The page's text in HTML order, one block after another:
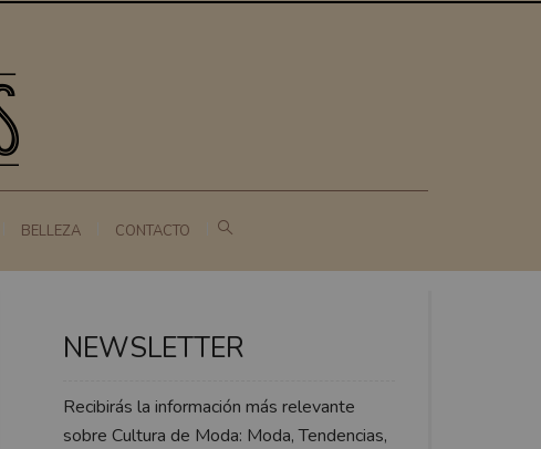
BELLEZA CONTACTO
NEWSLETTER
Recibirás la información más relevante
sobre Cultura de Moda: Moda, Tendencias,